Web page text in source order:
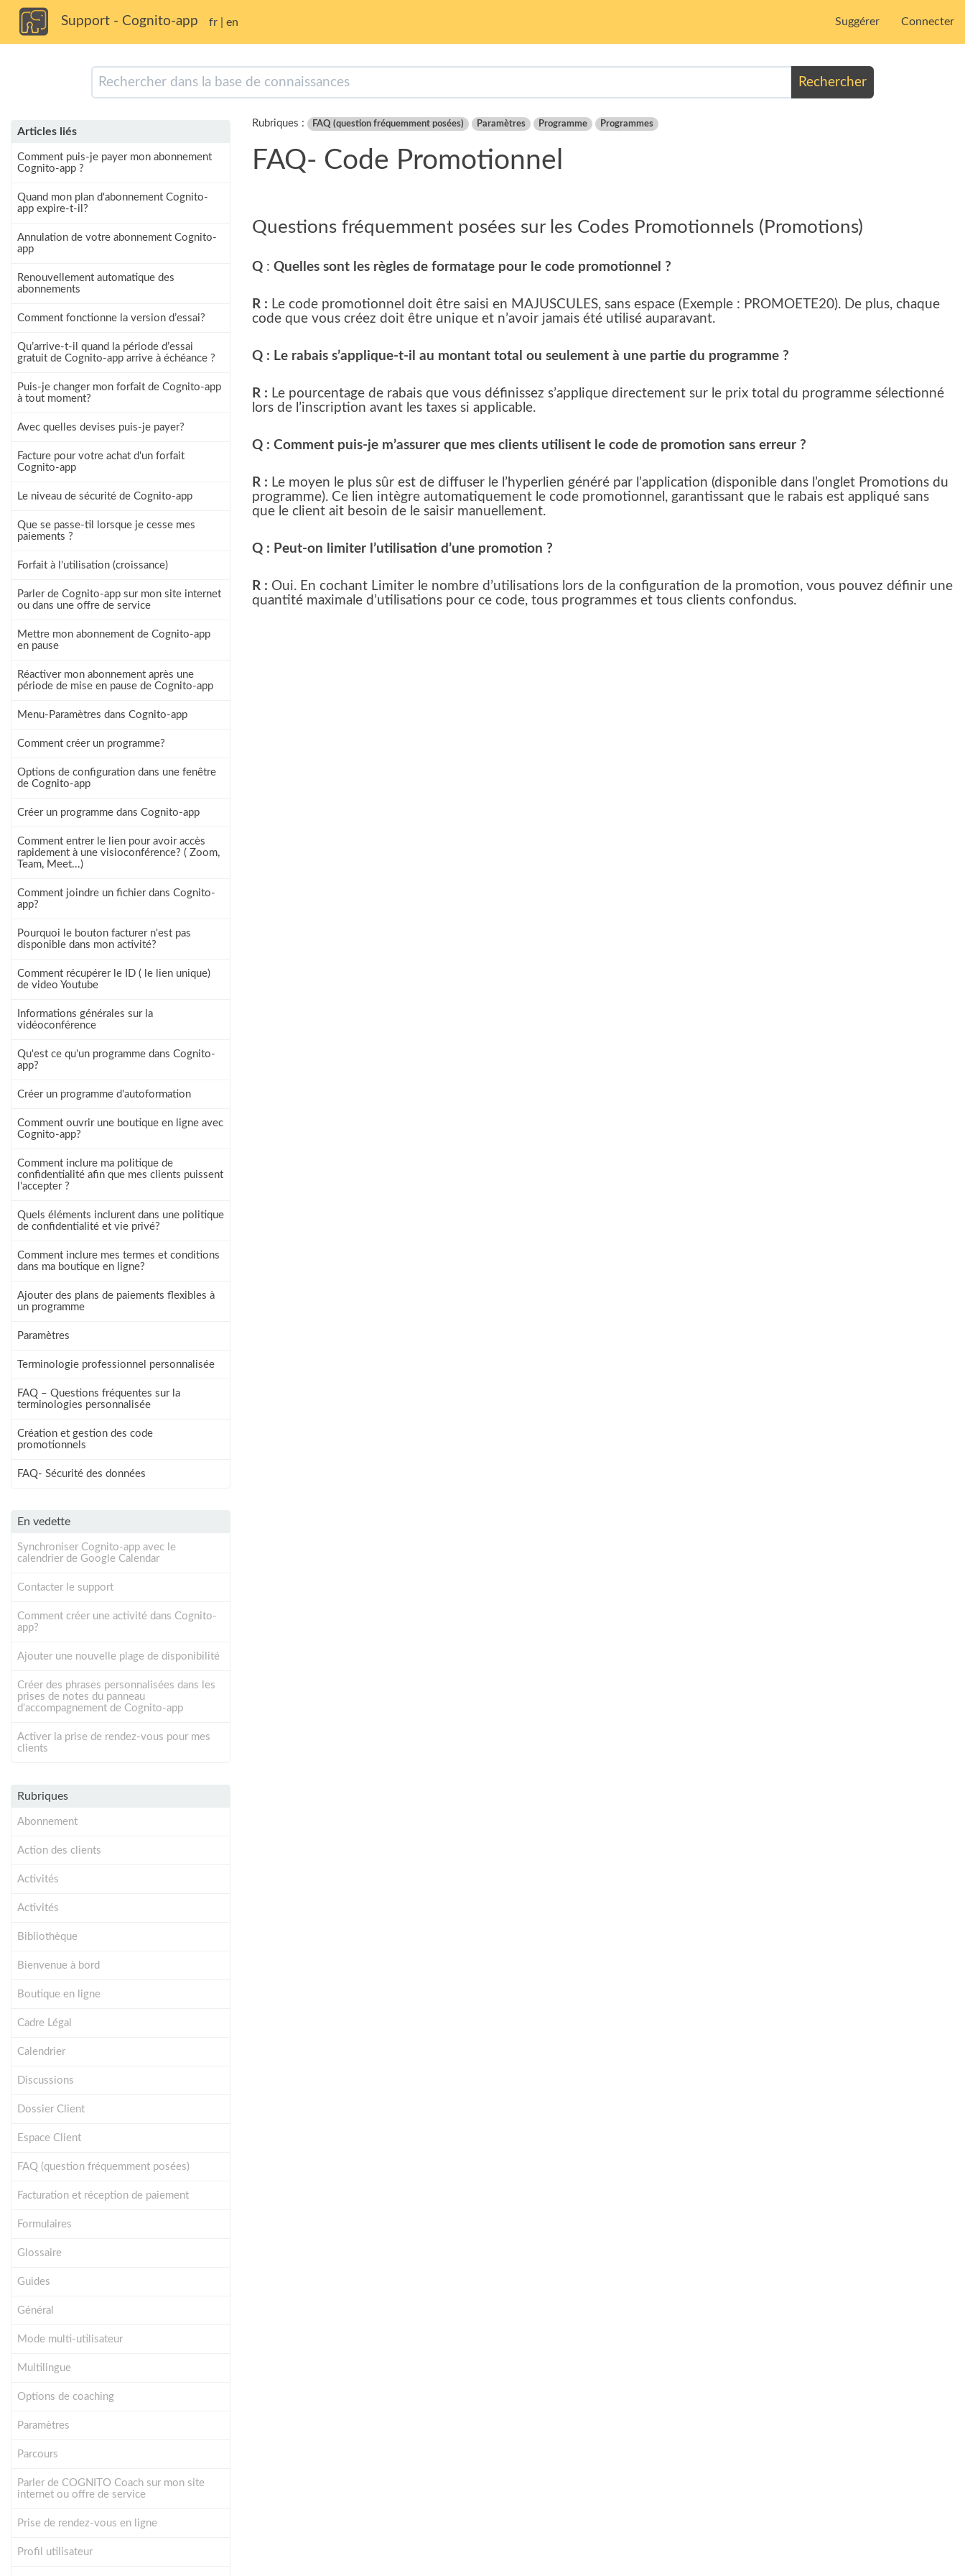
Support - Cognito-app fr en Suggérer Connecter
Rechercher
Articles liés
Comment puis-je payer mon abonnement
Cognito-app ?
Quand mon plan d'abonnement Cognito-
app expire-t-il?
Annulation de votre abonnement Cognito-
app
Renouvellement automatique des
abonnements
Comment fonctionne la version d’essai?
Qu’arrive-t-il quand la période d’essai
gratuit de Cognito-app arrive à échéance ?
Puis-je changer mon forfait de Cognito-app
à tout moment?
Avec quelles devises puis-je payer?
Facture pour votre achat d'un forfait
Cognito-app
Le niveau de sécurité de Cognito-app
Que se passe-til lorsque je cesse mes
paiements ?
Forfait à l'utilisation (croissance)
Parler de Cognito-app sur mon site internet
ou dans une offre de service
Mettre mon abonnement de Cognito-app
en pause
Réactiver mon abonnement après une
période de mise en pause de Cognito-app
Menu-Paramètres dans Cognito-app
Comment créer un programme?
Options de configuration dans une fenêtre
de Cognito-app
Créer un programme dans Cognito-app
Comment entrer le lien pour avoir accès
rapidement à une visioconférence? ( Zoom,
Team, Meet...)
Comment joindre un fichier dans Cognito-
app?
Pourquoi le bouton facturer n'est pas
disponible dans mon activité?
Comment récupérer le ID ( le lien unique)
de video Youtube
Informations générales sur la
vidéoconférence
Qu'est ce qu'un programme dans Cognito-
app?
Créer un programme d'autoformation
Comment ouvrir une boutique en ligne avec
Cognito-app?
Comment inclure ma politique de
confidentialité afin que mes clients puissent
l'accepter ?
Quels éléments inclurent dans une politique
de confidentialité et vie privé?
Comment inclure mes termes et conditions
dans ma boutique en ligne?
Ajouter des plans de paiements flexibles à
un programme
Paramètres
Terminologie professionnel personnalisée
FAQ – Questions fréquentes sur la
terminologies personnalisée
Création et gestion des code
promotionnels
FAQ- Sécurité des données
En vedette
Synchroniser Cognito-app avec le
calendrier de Google Calendar
Contacter le support
Comment créer une activité dans Cognito-
app?
Ajouter une nouvelle plage de disponibilité
Créer des phrases personnalisées dans les
prises de notes du panneau
d'accompagnement de Cognito-app
Activer la prise de rendez-vous pour mes
clients
Rubriques
Abonnement
Action des clients
Activités
Activités
Bibliothèque
Bienvenue à bord
Boutique en ligne
Cadre Légal
Calendrier
Discussions
Dossier Client
Espace Client
FAQ (question fréquemment posées)
Facturation et réception de paiement
Formulaires
Glossaire
Guides
Général
Mode multi-utilisateur
Multilingue
Options de coaching
Paramètres
Parcours
Parler de COGNITO Coach sur mon site
internet ou offre de service
Prise de rendez-vous en ligne
Profil utilisateur
Rubriques : FAQ (question fréquemment posées) Paramètres Programme Programmes
FAQ- Code Promotionnel
Questions fréquemment posées sur les Codes Promotionnels (Promotions)
Q : Quelles sont les règles de formatage pour le code promotionnel ?
R : Le code promotionnel doit être saisi en MAJUSCULES, sans espace (Exemple : PROMOETE20). De plus, chaque
code que vous créez doit être unique et n’avoir jamais été utilisé auparavant.
Q : Le rabais s’applique-t-il au montant total ou seulement à une partie du programme ?
R : Le pourcentage de rabais que vous définissez s’applique directement sur le prix total du programme sélectionné
lors de l’inscription avant les taxes si applicable.
Q : Comment puis-je m’assurer que mes clients utilisent le code de promotion sans erreur ?
R : Le moyen le plus sûr est de diffuser le l’hyperlien généré par l’application (disponible dans l’onglet Promotions du
programme). Ce lien intègre automatiquement le code promotionnel, garantissant que le rabais est appliqué sans
que le client ait besoin de le saisir manuellement.
Q : Peut-on limiter l’utilisation d’une promotion ?
R : Oui. En cochant Limiter le nombre d’utilisations lors de la configuration de la promotion, vous pouvez définir une
quantité maximale d’utilisations pour ce code, tous programmes et tous clients confondus.